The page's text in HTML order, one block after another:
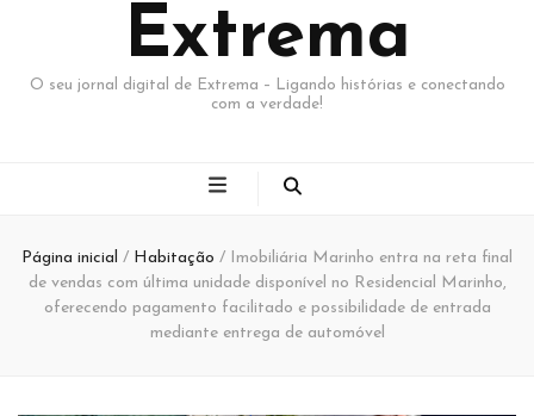
Extrema
O seu jornal digital de Extrema – Ligando histórias e conectando
com a verdade!
Página inicial / Habitação /
Imobiliária Marinho entra na reta final
de vendas com última unidade disponível no Residencial Marinho,
oferecendo pagamento facilitado e possibilidade de entrada
mediante entrega de automóvel